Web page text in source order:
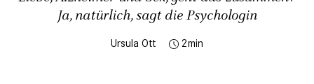
Ja, natürlich, sagt die Psychologin
Ursula Ott 2